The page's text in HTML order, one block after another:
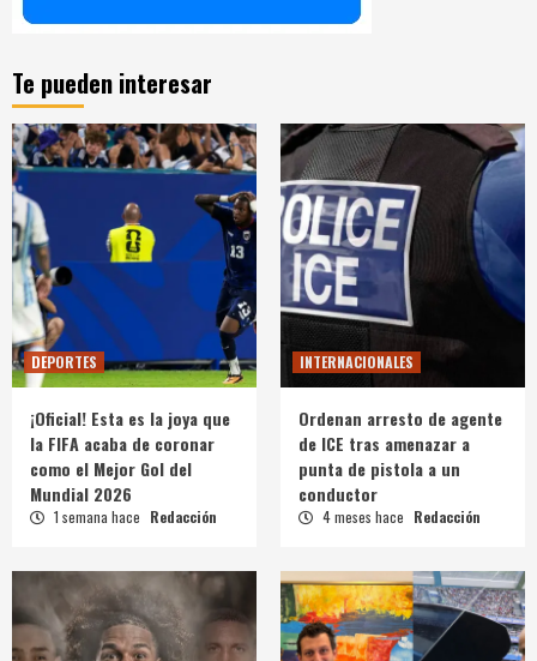
Te pueden interesar
DEPORTES
¡Oficial! Esta es la joya que
la FIFA acaba de coronar
como el Mejor Gol del
Mundial 2026
1 semana hace Redacción
INTERNACIONALES
Ordenan arresto de agente
de ICE tras amenazar a
punta de pistola a un
conductor
4 meses hace Redacción